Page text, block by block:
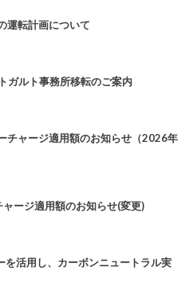
運転計画について
ガルト事務所移転のご案内
チャージ適用額のお知らせ（2026年
ージ適用額のお知らせ(変更)
活用し、カーボンニュートラル実